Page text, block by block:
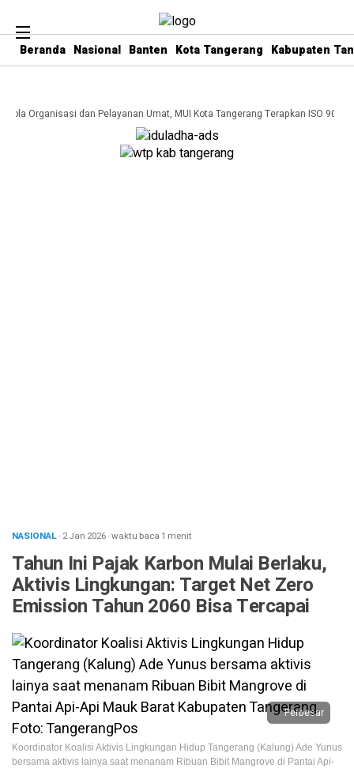
Beranda Nasional Banten Kota Tangerang Kabupaten
Organisasi dan Pelayanan Umat, MUI Kota Tangerang Terapkan ISO
NASIONAL· 2 Jan 2026·waktu baca 1 menit
Tahun Ini Pajak Karbon Mulai Berlaku,
Aktivis Lingkungan: Target Net Zero
Emission Tahun 2060 Bisa Tercapai
Perbesar
Koordinator Koalisi Aktivis Lingkungan Hidup Tangerang (Kalung) Ade Yunus
bersama aktivis lainya saat menanam Ribuan Bibit Mangrove di Pantai Api-